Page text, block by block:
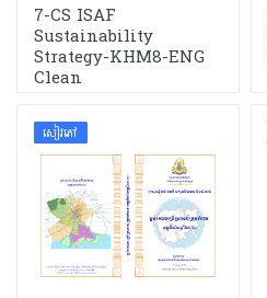
7-CS ISAF
Sustainability
Strategy-KHM8-ENG
Clean
សៀវភៅ